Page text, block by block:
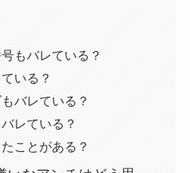
もバレている？
いる？
バレている？
レている？
ことがある？